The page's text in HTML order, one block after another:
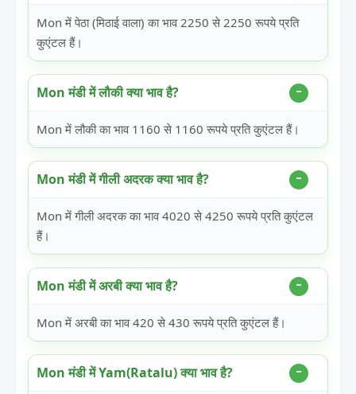
Mon में पेठा (मिठाई वाला) का भाव 2250 से 2250 रूपये प्रति
कुएंटल हैं।
Mon मंडी में लौकी क्या भाव है?
Mon में लौकी का भाव 1160 से 1160 रूपये प्रति कुएंटल हैं।
Mon मंडी में गीली अदरक क्या भाव है?
Mon में गीली अदरक का भाव 4020 से 4250 रूपये प्रति कुएंटल
हैं।
Mon मंडी में अरबी क्या भाव है?
Mon में अरबी का भाव 420 से 430 रूपये प्रति कुएंटल हैं।
Mon मंडी में Yam(Ratalu) क्या भाव है?